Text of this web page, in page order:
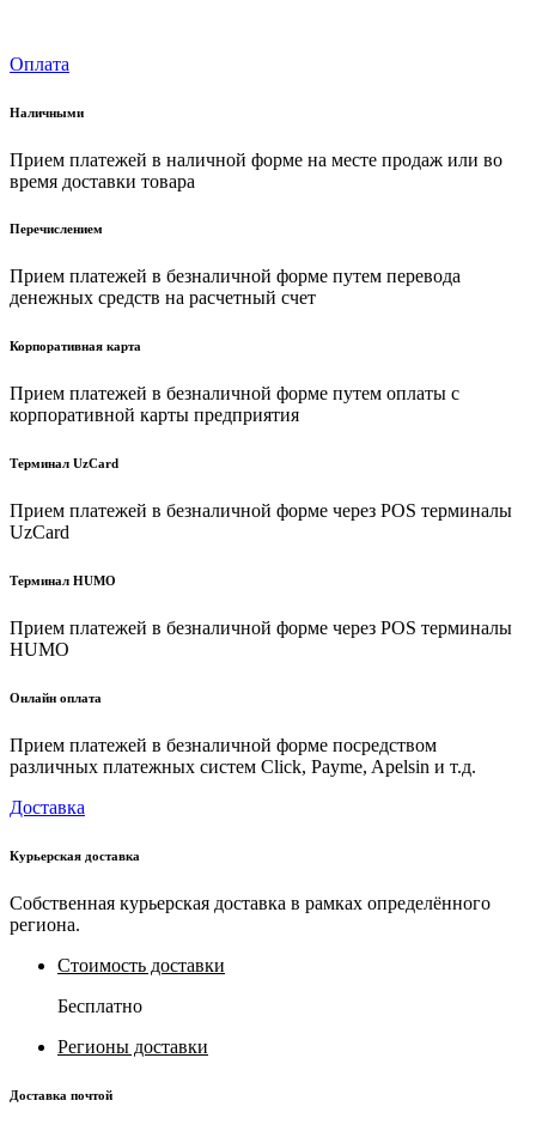
Оплата
Наличными
Прием платежей в наличной форме на месте продаж или во
время доставки товара
Перечислением
Прием платежей в безналичной форме путем перевода
денежных средств на расчетный счет
Корпоративная карта
Прием платежей в безналичной форме путем оплаты с
корпоративной карты предприятия
Терминал UzCard
Прием платежей в безналичной форме через POS терминалы
UzCard
Терминал HUMO
Прием платежей в безналичной форме через POS терминалы
HUMO
Онлайн оплата
Прием платежей в безналичной форме посредством
различных платежных систем Click, Payme, Apelsin и т.д.
Доставка
Курьерская доставка
Собственная курьерская доставка в рамках определённого
региона.
Стоимость доставки
Бесплатно
Регионы доставки
Доставка почтой